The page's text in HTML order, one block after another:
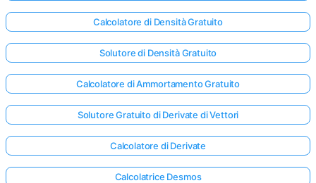
Calcolatore di Densità Gratuito
Solutore di Densità Gratuito
Calcolatore di Ammortamento Gratuito
Solutore Gratuito di Derivate di Vettori
Calcolatore di Derivate
Calcolatrice Desmos